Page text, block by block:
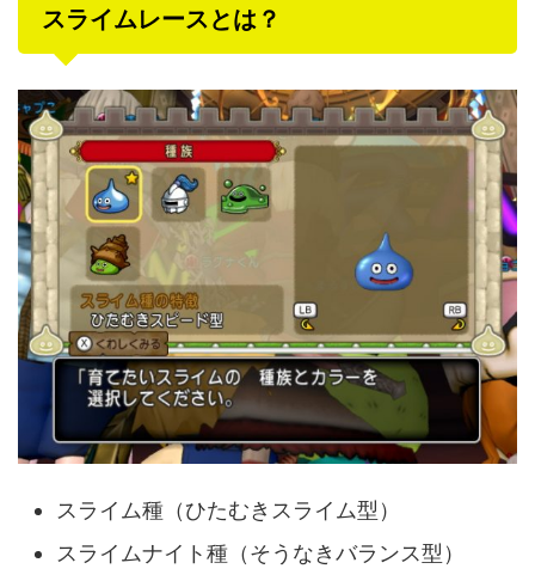
スライムレースとは？
スライム種（ひたむきスライム型）
スライムナイト種（そうなきバランス型）